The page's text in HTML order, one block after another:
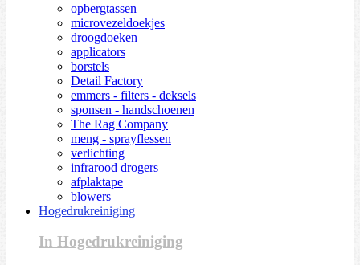
opbergtassen
microvezeldoekjes
droogdoeken
applicators
borstels
Detail Factory
emmers - filters - deksels
sponsen - handschoenen
The Rag Company
meng - sprayflessen
verlichting
infrarood drogers
afplaktape
blowers
Hogedrukreiniging
In Hogedrukreiniging